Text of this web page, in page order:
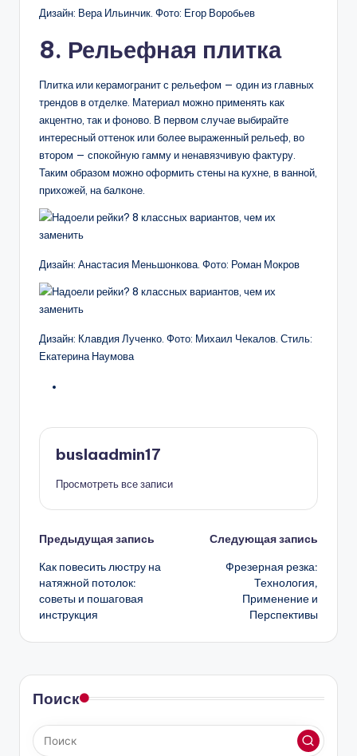
Дизайн: Вера Ильинчик. Фото: Егор Воробьев
8. Рельефная плитка
Плитка или керамогранит с рельефом — один из главных
трендов в отделке. Материал можно применять как
акцентно, так и фоново. В первом случае выбирайте
интересный оттенок или более выраженный рельеф, во
втором — спокойную гамму и ненавязчивую фактуру.
Таким образом можно оформить стены на кухне, в ванной,
прихожей, на балконе.
Дизайн: Анастасия Меньшонкова. Фото: Роман Мокров
Дизайн: Клавдия Лученко. Фото: Михаил Чекалов. Стиль:
Екатерина Наумова
buslaadmin17
Просмотреть все записи
Навигация
записи
Предыдущая запись
Как повесить люстру на
натяжной потолок:
советы и пошаговая
инструкция
Следующая запись
Фрезерная резка:
Технология,
Применение и
Перспективы
Поиск